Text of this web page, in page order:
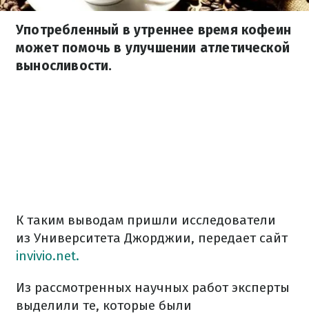
Употребленный в утреннее время кофеин
может помочь в улучшении атлетической
выносливости.
К таким выводам пришли исследователи
из Университета Джорджии, передает сайт
invivio.net.
Из рассмотренных научных работ эксперты
выделили те, которые были